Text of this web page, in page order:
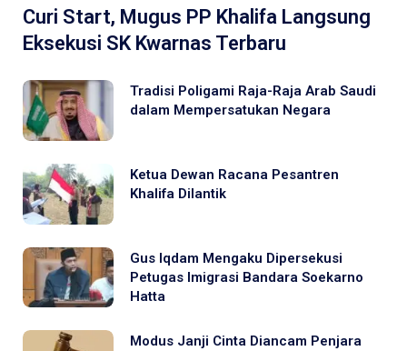
Curi Start, Mugus PP Khalifa Langsung
Eksekusi SK Kwarnas Terbaru
Tradisi Poligami Raja-Raja Arab Saudi
dalam Mempersatukan Negara
Ketua Dewan Racana Pesantren
Khalifa Dilantik
Gus Iqdam Mengaku Dipersekusi
Petugas Imigrasi Bandara Soekarno
Hatta
Modus Janji Cinta Diancam Penjara